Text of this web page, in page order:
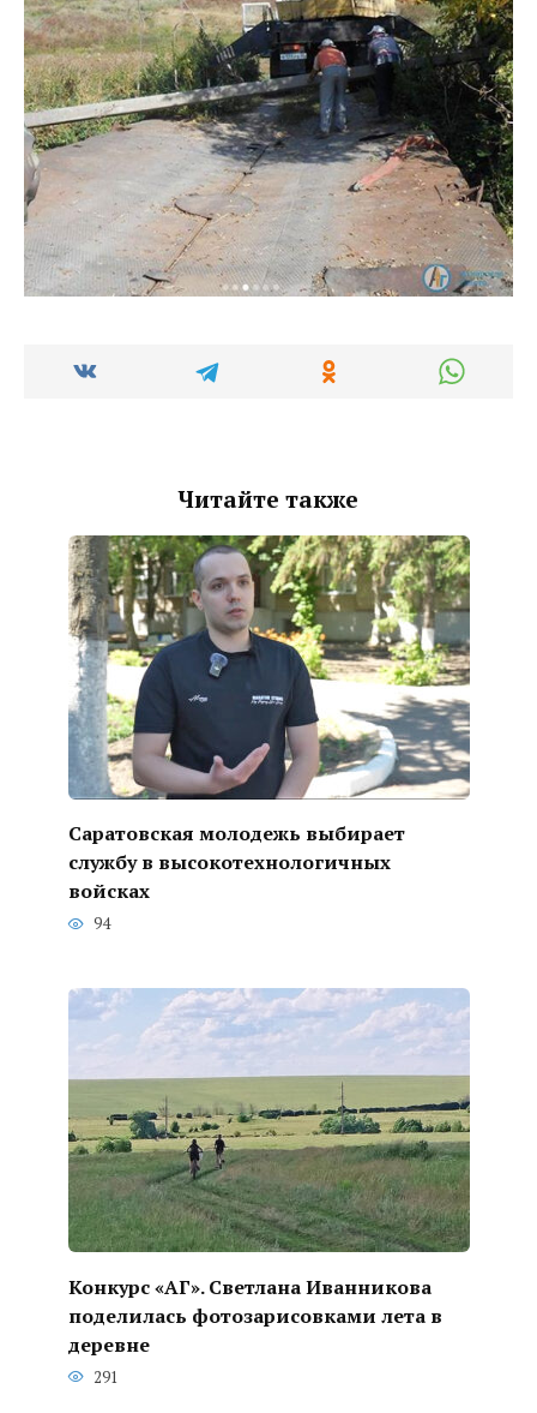
Читайте также
Саратовская молодежь выбирает
службу в высокотехнологичных
войсках
94
Конкурс «АГ». Светлана Иванникова
поделилась фотозарисовками лета в
деревне
291